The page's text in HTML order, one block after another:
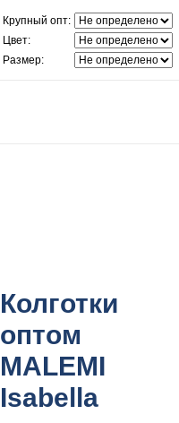
Крупный опт:
Цвет:
Размер:
Колготки
оптом
MALEMI
Isabella